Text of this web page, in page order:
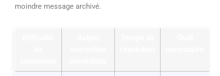
moindre message archivé.